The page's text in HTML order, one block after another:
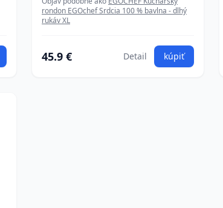
rondon EGOchef Srdcia 100 % bavlna - dlhý
rukáv XL
45.9 € Detail kúpiť